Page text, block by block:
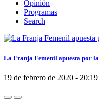
Opinión
Programas
Search
La Franja Femenil apuesta por
19 de febrero de 2020 - 20:19